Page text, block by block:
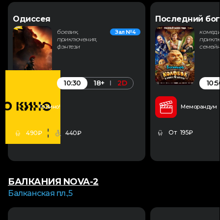
Одиссея
боевик,
приключения,
фэнтези
Зал №4
10:30 18+ 2D
То Кино!
490₽ 440₽
Последний
Меморандум
От 195₽
БАЛКАНИЯ NOVA-2
Балканская пл.,5